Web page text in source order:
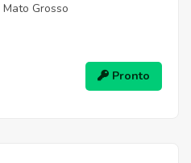
Grosso
Pronto